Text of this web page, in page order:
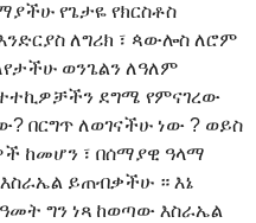
የጌታዬ የክርስቶስ
ለግሪክ ፣ ጳውሎስ ለሮም
ወንጌልን ለዓለም
ደግሜ የምናገረው
በርግጥ ለወገናችሁ ነው ? ወይስ
ከመሆን ፣ በሰማያዊ ዓላማ
ይጠብቃችሁ ። እኔ
ዓመት ግን ነጻ ከወጣው እስራኤል